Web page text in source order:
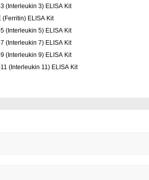
3 (Interleukin 3) ELISA Kit
(Ferritin) ELISA Kit
5 (Interleukin 5) ELISA Kit
7 (Interleukin 7) ELISA Kit
9 (Interleukin 9) ELISA Kit
(Interleukin 11) ELISA Kit